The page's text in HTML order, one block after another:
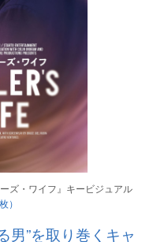
ズ・ワイフ』キービジュアル
）
男”を取り巻くキャ